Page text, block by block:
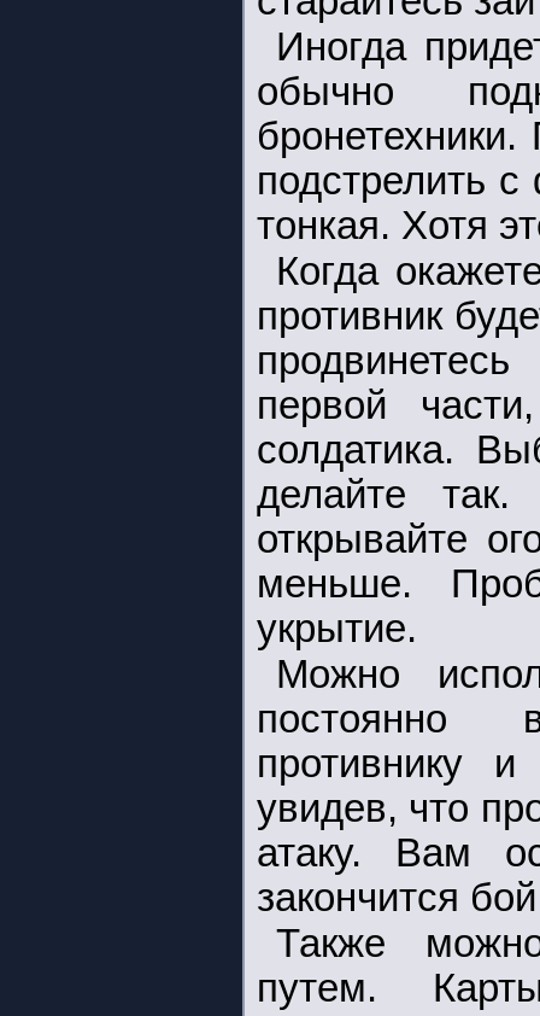
Иногда
обычно
подстрелить
тонкая. Хотя
Когда
противник
первой
солдатика.
делайте так.
открывайте
меньше.
укрытие.
Можно
постоянно
противнику
увидев, что
атаку. Вам
закончится
Также
путем.